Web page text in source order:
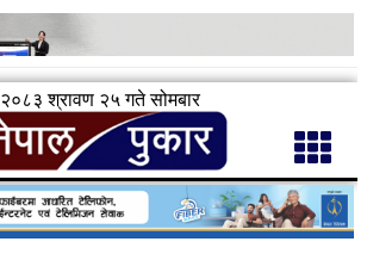
२०८३ श्रावण २५ गते सोमबार